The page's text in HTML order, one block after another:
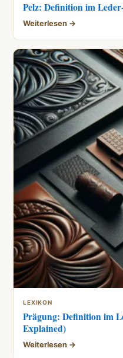
Pelz: Definition im
Weiterlesen →
LEXIKON
Prägung: Definition im
Explained)
Weiterlesen →